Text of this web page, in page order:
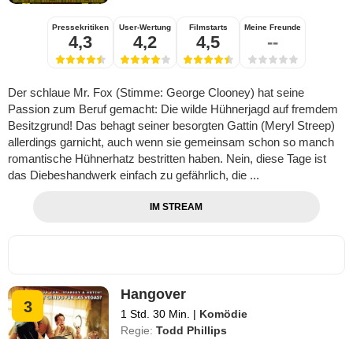
Pressekritiken
4,3
User-Wertung
4,2
Filmstarts
4,5
Meine Freunde
--
Der schlaue Mr. Fox (Stimme: George Clooney) hat seine
Passion zum Beruf gemacht: Die wilde Hühnerjagd auf fremdem
Besitzgrund! Das behagt seiner besorgten Gattin (Meryl Streep)
allerdings garnicht, auch wenn sie gemeinsam schon so manch
romantische Hühnerhatz bestritten haben. Nein, diese Tage ist
das Diebeshandwerk einfach zu gefährlich, die ...
IM STREAM
3
Hangover
1 Std. 30 Min. | Komödie
Regie: Todd Phillips